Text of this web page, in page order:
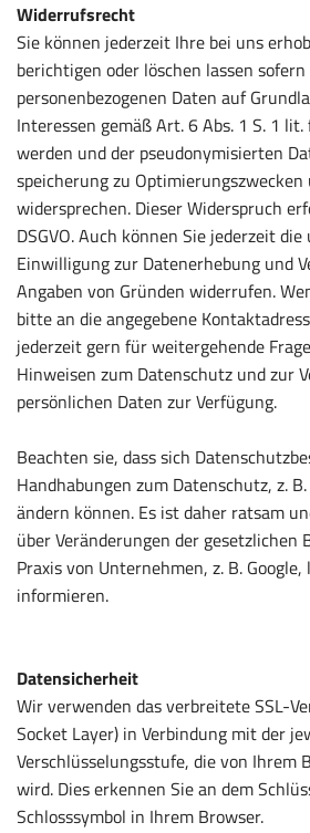
Widerrufsrecht
Sie können jederzeit Ihre bei uns
berichtigen oder löschen lassen
personenbezogenen Daten auf
Interessen gemäß Art. 6 Abs. 1 S. 1
werden und der pseudonymisierten
speicherung zu
widersprechen. Dieser Widerspruch
DSGVO. Auch können Sie jederzeit
Einwilligung zur Datenerhebung und
Angaben von Gründen widerrufen.
bitte an die angegebene
jederzeit gern für weitergehende
Hinweisen zum Datenschutz und zur
persönlichen Daten zur Verfügung.
Beachten sie, dass sich
Handhabungen zum Datenschutz, z.
ändern können. Es ist daher ratsam
über Veränderungen der gesetzlichen
Praxis von Unternehmen, z. B. Google,
informieren.
Datensicherheit
Wir verwenden das verbreitete SSL-
Socket Layer) in Verbindung mit der
Verschlüsselungsstufe, die von
wird. Dies erkennen Sie an dem
Schlosssymbol in Ihrem Browser.